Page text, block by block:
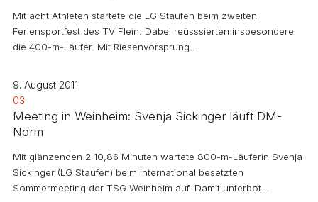
Mit acht Athleten startete die LG Staufen beim zweiten
Feriensportfest des TV Flein. Dabei reüsssierten insbesondere
die 400-m-Läufer. Mit Riesenvorsprung…
9. August 2011
03
Meeting in Weinheim: Svenja Sickinger läuft DM-
Norm
Mit glänzenden 2:10,86 Minuten wartete 800-m-Läuferin Svenja
Sickinger (LG Staufen) beim international besetzten
Sommermeeting der TSG Weinheim auf. Damit unterbot…